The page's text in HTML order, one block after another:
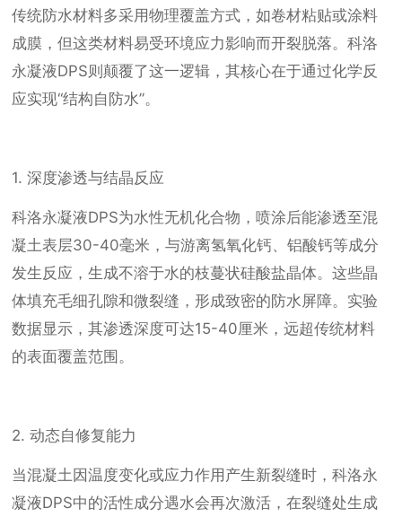
传统防水材料多采用物理覆盖方式，如卷材粘贴或涂料
成膜，但这类材料易受环境应力影响而开裂脱落。科洛
永凝液DPS则颠覆了这一逻辑，其核心在于通过化学反
应实现“结构自防水”。
1. 深度渗透与结晶反应
科洛永凝液DPS为水性无机化合物，喷涂后能渗透至混
凝土表层30-40毫米，与游离氢氧化钙、铝酸钙等成分
发生反应，生成不溶于水的枝蔓状硅酸盐晶体。这些晶
体填充毛细孔隙和微裂缝，形成致密的防水屏障。实验
数据显示，其渗透深度可达15-40厘米，远超传统材料
的表面覆盖范围。
2. 动态自修复能力
当混凝土因温度变化或应力作用产生新裂缝时，科洛永
凝液DPS中的活性成分遇水会再次激活，在裂缝处生成